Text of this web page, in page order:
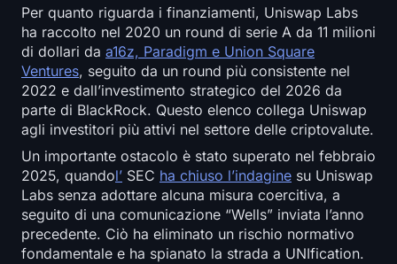
Per quanto riguarda i finanziamenti, Uniswap Labs
ha raccolto nel 2020 un round di serie A da 11 milioni
di dollari da a16z, Paradigm e Union Square
Ventures, seguito da un round più consistente nel
2022 e dall’investimento strategico del 2026 da
parte di BlackRock. Questo elenco collega Uniswap
agli investitori più attivi nel settore delle criptovalute.
Un importante ostacolo è stato superato nel febbraio
2025, quandol’ SEC ha chiuso l’indagine su Uniswap
Labs senza adottare alcuna misura coercitiva, a
seguito di una comunicazione “Wells” inviata l’anno
precedente. Ciò ha eliminato un rischio normativo
fondamentale e ha spianato la strada a UNIfication.